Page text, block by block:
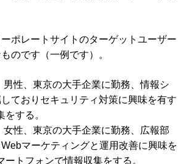
ポレートサイトのターゲットユーザー
のです（一例です）。
性、東京の大手企業に勤務、情報シ
ておりセキュリティ対策に興味を有す
する。
性、東京の大手企業に勤務、広報部
マーケティングと運用改善に興味を
トフォンで情報収集をする。